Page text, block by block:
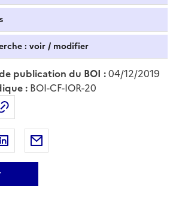
: voir / modifier
publication du BOI :04/12/2019
: BOI-CF-IOR-20
document au format pdf
Facebooksur Twitter
Partager sur LinkedIn